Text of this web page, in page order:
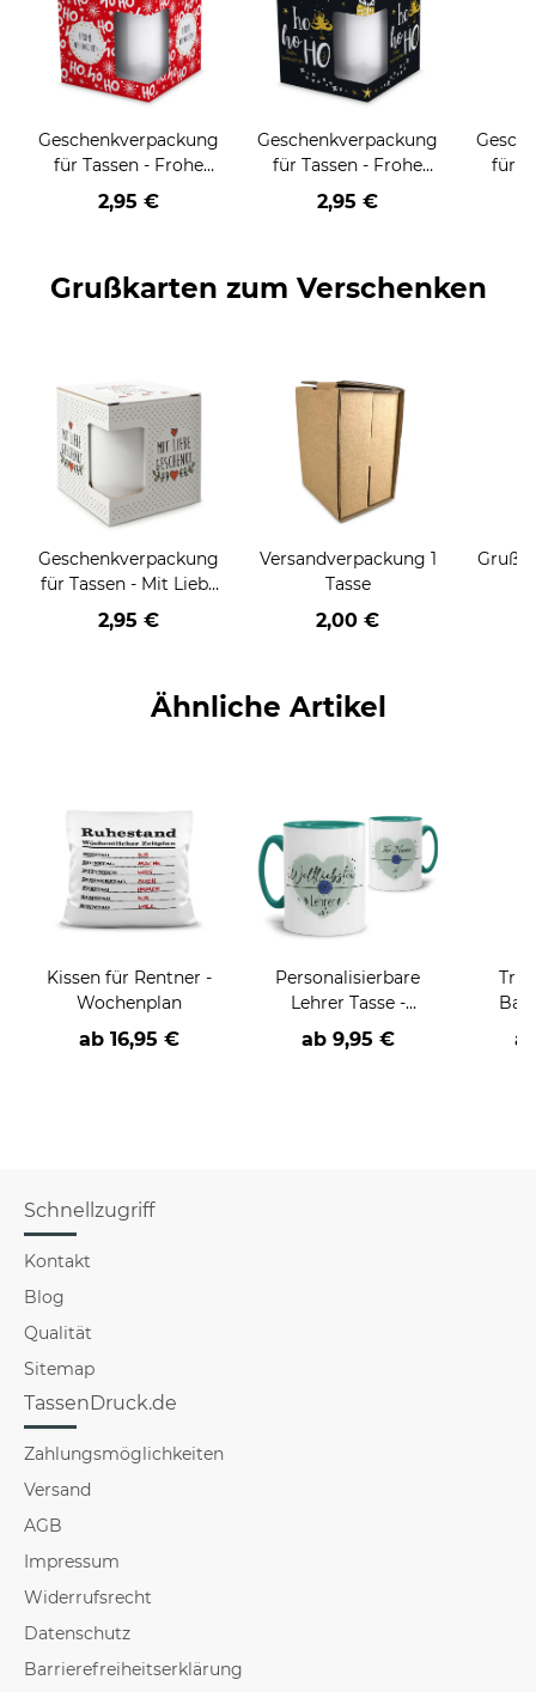
Geschenkverpackung
für Tassen - Frohe
Weihnachten - HO
HO HO - rot
2,95 €
Geschenkverpackung
für Tassen - Frohe
Weihnachten - HO
HO HO - schwarz
2,95 €
für
Grußkarten zum Verschenken
Geschenkverpackung
für Tassen - Mit Liebe
geschenkt
2,95 €
Versandverpackung 1
Tasse
2,00 €
Ähnliche Artikel
Kissen für Rentner -
Wochenplan
ab 16,95 €
Personalisierbare
Lehrer Tasse -
Weltliebster Lehrer
ab 9,95 €
Schnellzugriff
Kontakt
Blog
Qualität
Sitemap
TassenDruck.de
Zahlungsmöglichkeiten
Versand
AGB
Impressum
Widerrufsrecht
Datenschutz
Barrierefreiheitserklärung